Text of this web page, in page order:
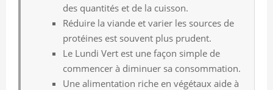
des quantités et de la cuisson.
Réduire la viande et varier les sources de
protéines est souvent plus prudent.
Le Lundi Vert est une façon simple de
commencer à diminuer sa consommation.
Une alimentation riche en végétaux aide à